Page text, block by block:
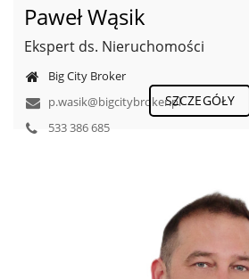
Paweł Wąsik
Ekspert ds. Nieruchomości
Big City Broker
p.wasik@bigcitybroker.pl
533 386 685
SZCZEGÓŁY